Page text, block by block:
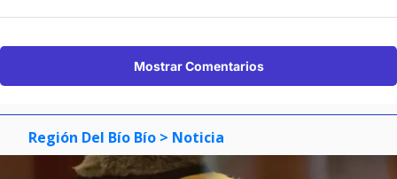
Mostrar Comentarios
Región Del Bío Bío > Noticia